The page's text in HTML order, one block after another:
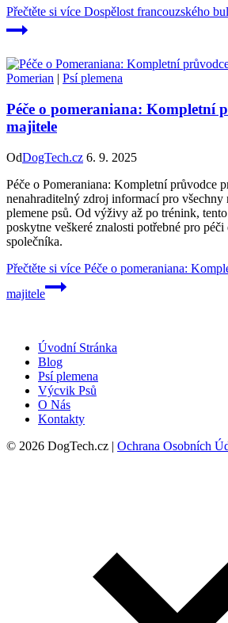
Přečtěte si více Dospělost francouzského
Pomerian | Psí plemena
Péče o pomeraniana: Kompletní
majitele
OdDogTech.cz 6. 9. 2025
Péče o Pomeraniana: Kompletní průvodce
nenahraditelný zdroj informací pro všechny
plemene psů. Od výživy až po trénink,
poskytne veškeré znalosti potřebné pro péči
společníka.
Přečtěte si více Péče o pomeraniana:
majitele
Úvodní Stránka
Blog
Psí plemena
Výcvik Psů
O Nás
Kontakty
© 2026 DogTech.cz | Ochrana Osobních